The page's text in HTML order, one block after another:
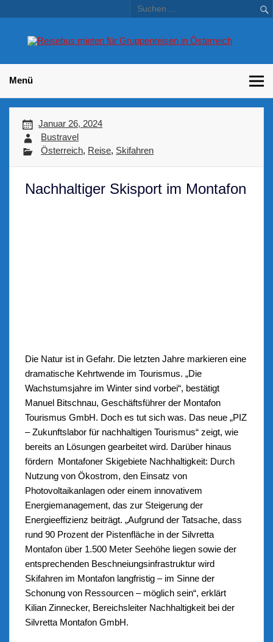
–
Menü
Januar 26, 2024
Bustravel
Österreich, Reise, Skifahren
Nachhaltiger Skisport im Montafon
Die Natur ist in Gefahr. Die letzten Jahre markieren eine
dramatische Kehrtwende im Tourismus. „Die
Wachstumsjahre im Winter sind vorbei“, bestätigt
Manuel Bitschnau, Geschäftsführer der Montafon
Tourismus GmbH. Doch es tut sich was. Das neue „PIZ
– Zukunftslabor für nachhaltigen Tourismus“ zeigt, wie
bereits an Lösungen gearbeitet wird. Darüber hinaus
fördern Montafoner Skigebiete Nachhaltigkeit: Durch
Nutzung von Ökostrom, den Einsatz von
Photovoltaikanlagen oder einem innovativem
Energiemanagement, das zur Steigerung der
Energieeffizienz beiträgt. „Aufgrund der Tatsache, dass
rund 90 Prozent der Pistenfläche in der Silvretta
Montafon über 1.500 Meter Seehöhe liegen sowie der
entsprechenden Beschneiungsinfrastruktur wird
Skifahren im Montafon langfristig – im Sinne der
Schonung von Ressourcen – möglich sein“, erklärt
Kilian Zinnecker, Bereichsleiter Nachhaltigkeit bei der
Silvretta Montafon GmbH.